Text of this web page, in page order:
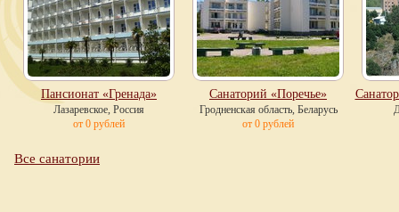
Пансионат «Гренада»
Лазаревское, Россия
от 0 рублей
Санаторий «Поречье»
Гродненская область, Беларусь
от 0 рублей
Все санатории